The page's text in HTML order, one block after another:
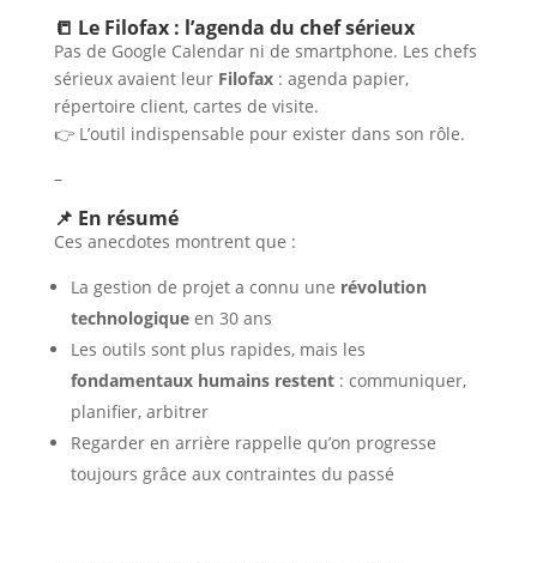
📒 Le Filofax : l’agenda du chef sérieux
Pas de Google Calendar ni de smartphone. Les chefs
sérieux avaient leur Filofax: agenda papier,
répertoire client, cartes de visite.
👉 L’outil indispensable pour exister dans son rôle.
–
📌 En résumé
Ces anecdotes montrent que :
La gestion de projet a connu une révolution
technologiqueen 30 ans
Les outils sont plus rapides, mais les
fondamentaux humains restent: communiquer,
planifier, arbitrer
Regarder en arrière rappelle qu’on progresse
toujours grâce aux contraintes du passé